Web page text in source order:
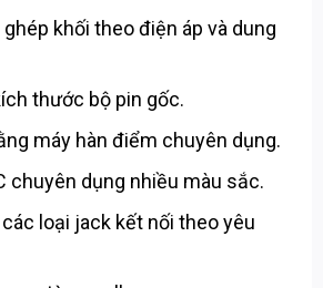
ghép khối theo điện áp và dung
thước bộ pin gốc.
máy hàn điểm chuyên dụng.
chuyên dụng nhiều màu sắc.
loại jack kết nối theo yêu